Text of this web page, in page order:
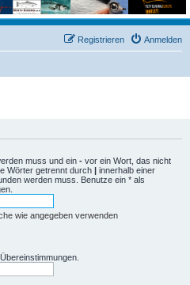
Anmelden
Registrieren
muss und ein - vor ein Wort, das nicht
Wörter getrennt durch | innerhalb einer
werden muss. Benutze ein * als
wie angegeben verwenden